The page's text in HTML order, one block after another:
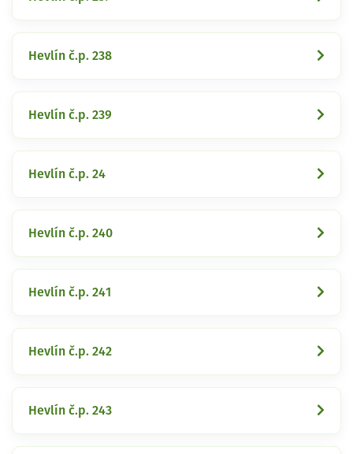
Hevlín č.p. 238
Hevlín č.p. 239
Hevlín č.p. 24
Hevlín č.p. 240
Hevlín č.p. 241
Hevlín č.p. 242
Hevlín č.p. 243